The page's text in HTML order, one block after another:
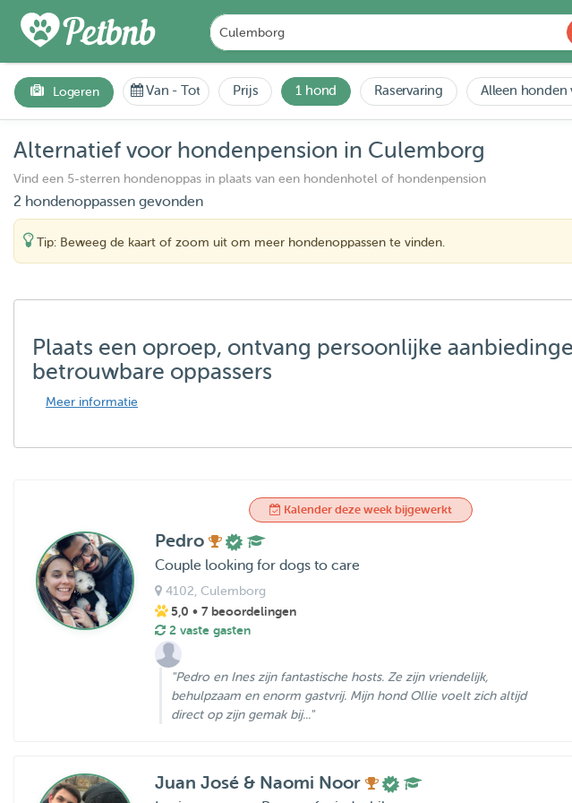
Logeren Van -Tot Prijs 1 hond Raservaring Alleen honden
Alternatief voor hondenpension in Culemborg
Vind een 5-sterren hondenoppas in plaats van een hondenhotel of hondenpension
2 hondenoppassen gevonden
Tip: Beweeg de kaart of zoom uit om meer hondenoppassen te vinden.
Plaats een oproep, ontvang persoonlijke
betrouwbare oppassers
Meer informatie
Kalender deze week bijgewerkt
Pedro
Couple looking for dogs to care
4102 , Culemborg
5,0 • 7 beoordelingen
2 vaste gasten
"Pedro en Ines zijn fantastische hosts. Ze zijn vriendelijk,
behulpzaam en enorm gastvrij. Mijn hond Ollie voelt zich altijd
direct op zijn gemak bij..."
Juan José & Naomi Noor